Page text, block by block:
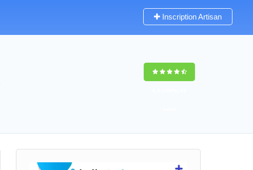
Inscription Artisan